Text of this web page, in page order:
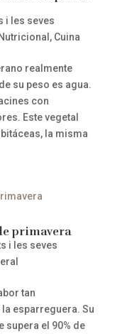
i les seves
, Cuina
realmente
su peso es agua.
con
Este vegetal
la misma
primavera
i les seves
tan
esparreguera. Su
supera el 90% de